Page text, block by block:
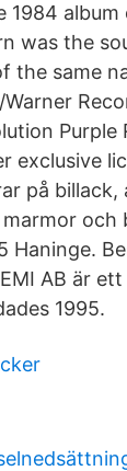
album
was the
the same
Purple
exclusive
på billack,
och
Haninge.
AB är
1995.